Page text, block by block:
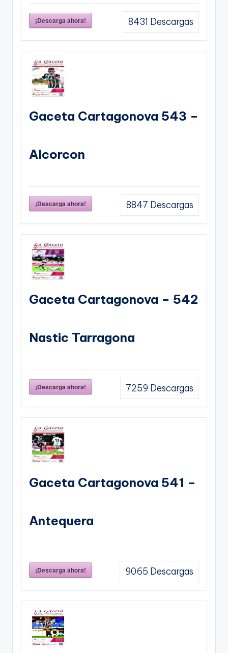
¡Descarga ahora! 8431 Descargas
Gaceta Cartagonova 543 –
Alcorcon
¡Descarga ahora! 8847 Descargas
Gaceta Cartagonova – 542
Nastic Tarragona
¡Descarga ahora! 7259 Descargas
Gaceta Cartagonova 541 –
Antequera
¡Descarga ahora! 9065 Descargas